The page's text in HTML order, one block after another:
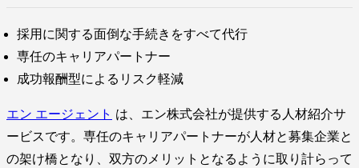
採用に関する面倒な手続きをすべて代行
専任のキャリアパートナー
成功報酬型によるリスク軽減
エン エージェント は、エン株式会社が提供する人材紹介サ
ービスです。専任のキャリアパートナーが人材と募集企業と
の架け橋となり、双方のメリットとなるように取り計らって